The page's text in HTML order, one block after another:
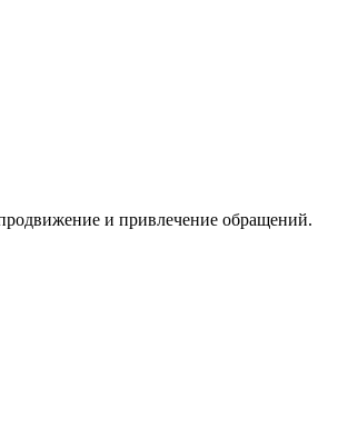
и привлечение обращений.